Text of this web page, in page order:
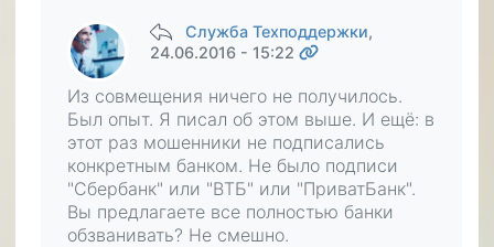
Служба Техподдержки,
24.06.2016 - 15:22
Из совмещения ничего не получилось.
Был опыт. Я писал об этом выше. И ещё: в
этот раз мошенники не подписались
конкретным банком. Не было подписи
"Сбербанк" или "ВТБ" или "ПриватБанк".
Вы предлагаете все полностью банки
обзванивать? Не смешно.